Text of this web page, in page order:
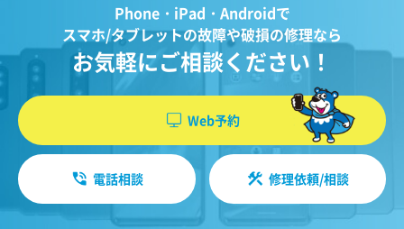
携先｣といいます。）などから収集することがあ
ります。
当社は、ユーザーについて、利用したサービス
やソフトウエア、購入した商品、閲覧したペー
ジや広告の履歴、検索した検索キーワード、利
用日時、利用方法、利用環境（携帯端末を通じ
てご利用の場合の当該端末の通信状態、利用に
際しての各種設定情報なども含みます）、IPア
ドレス、クッキー情報、位置情報、端末の個体
当社は、お客様の携帯電話が故障した場合、その
機能・性能を修復・維持することを目的として、
本サービスを提供致します。お客様の利用目的や
機能・性能に関する特別のご要望等に合致する状
態にすることをお約束するものではありません。
修理依頼品の点検作業の結果、その状態・状況に
よっては修理等の処理ができない場合があります
ので、ご了承ください。 当社は、お客様の修理依
頼品の状態、故障部分あるいは当社の事情によ
り、修理による対応が不可能、困難または合理的
Phone・iPad・Androidで
スマホ/タブレットの故障や破損の修理なら
お気軽にご相談ください！
Web予約
電話相談 修理依頼/相談